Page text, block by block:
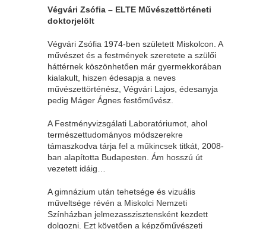
Végvári Zsófia – ELTE Művészettörténeti
doktorjelölt
Végvári Zsófia 1974-ben született Miskolcon. A
művészet és a festmények szeretete a szülői
háttérnek köszönhetően már gyermekkorában
kialakult, hiszen édesapja a neves
művészettörténész, Végvári Lajos, édesanyja
pedig Máger Ágnes festőművész.
A Festményvizsgálati Laboratóriumot, ahol
természettudományos módszerekre
támaszkodva tárja fel a műkincsek titkát, 2008-
ban alapította Budapesten. Ám hosszú út
vezetett idáig…
A gimnázium után tehetsége és vizuális
műveltsége révén a Miskolci Nemzeti
Színházban jelmezasszisztensként kezdett
dolgozni. Ezt követően a képzőművészeti